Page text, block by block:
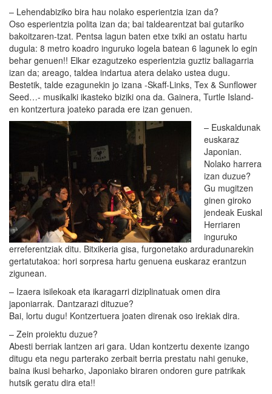
– Lehendabiziko bira hau nolako esperientzia izan da?
Oso esperientzia polita izan da; bai taldearentzat bai gutariko
bakoitzaren-tzat. Pentsa lagun baten etxe txiki an ostatu hartu
dugula: 8 metro koadro inguruko logela batean 6 lagunek lo egin
behar genuen!! Elkar ezagutzeko esperientzia guztiz baliagarria
izan da; areago, taldea indartua atera delako ustea dugu.
Bestetik, talde ezagunekin jo izana -Skaff-Links, Tex & Sunflower
Seed…- musikalki ikasteko biziki ona da. Gainera, Turtle Island-
en kontzertura joateko parada ere izan genuen.
– Euskaldunak
euskaraz
Japonian.
Nolako harrera
izan duzue?
Gu mugitzen
ginen giroko
jendeak Euskal
Herriaren
inguruko
erreferentziak ditu. Bitxikeria gisa, furgonetako arduradunarekin
gertatutakoa: hori sorpresa hartu genuena euskaraz erantzun
zigunean.
– Izaera isilekoak eta ikaragarri diziplinatuak omen dira
japoniarrak. Dantzarazi dituzue?
Bai, lortu dugu! Kontzertuera joaten direnak oso irekiak dira.
– Zein proiektu duzue?
Abesti berriak lantzen ari gara. Udan kontzertu dexente izango
ditugu eta negu parterako zerbait berria prestatu nahi genuke,
baina ikusi beharko, Japoniako biraren ondoren gure patrikak
hutsik geratu dira eta!!